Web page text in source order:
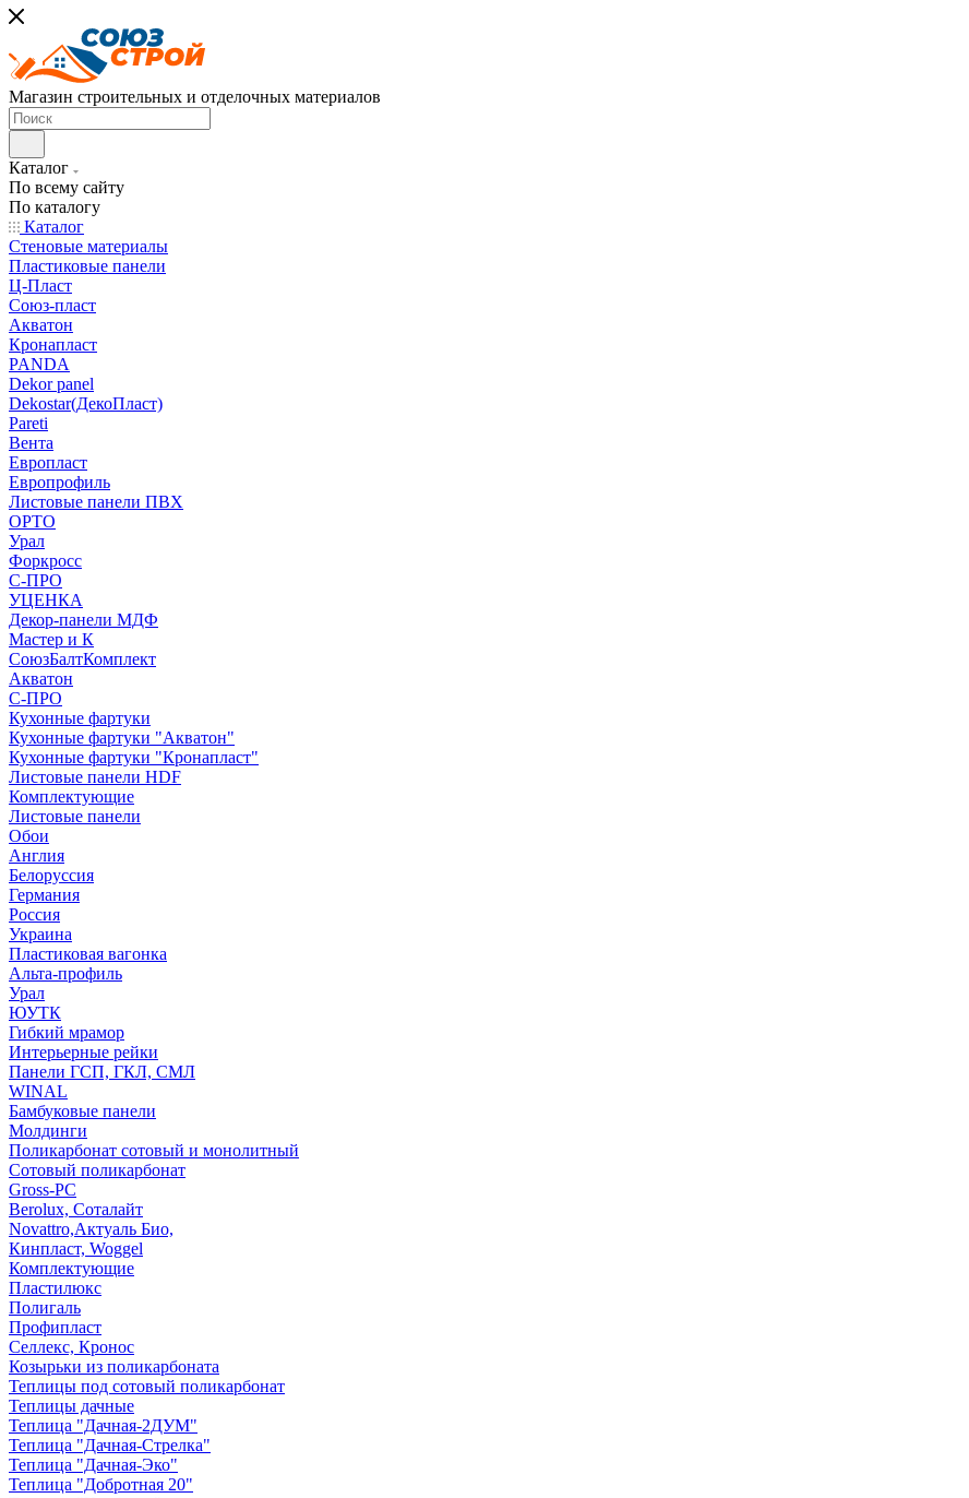
Магазин строительных и отделочных материалов
Каталог
По всему сайту
По каталогу
Каталог
Стеновые материалы
Пластиковые панели
Ц-Пласт
Союз-пласт
Акватон
Кронапласт
PANDA
Dekor panel
Dekostar(ДекоПласт)
Pareti
Вента
Европласт
Европрофиль
Листовые панели ПВХ
ОРТО
Урал
Форкросс
С-ПРО
УЦЕНКА
Декор-панели МДФ
Мастер и К
СоюзБалтКомплект
Акватон
С-ПРО
Кухонные фартуки
Кухонные фартуки "Акватон"
Кухонные фартуки "Кронапласт"
Листовые панели HDF
Комплектующие
Листовые панели
Обои
Англия
Белоруссия
Германия
Россия
Украина
Пластиковая вагонка
Альта-профиль
Урал
ЮУТК
Гибкий мрамор
Интерьерные рейки
Панели ГСП, ГКЛ, СМЛ
WINAL
Бамбуковые панели
Молдинги
Поликарбонат сотовый и монолитный
Сотовый поликарбонат
Gross-PC
Berolux, Соталайт
Novattro,Актуаль Био,
Кинпласт, Woggel
Комплектующие
Пластилюкс
Полигаль
Профипласт
Селлекс, Кронос
Козырьки из поликарбоната
Теплицы под сотовый поликарбонат
Теплицы дачные
Теплица "Дачная-2ДУМ"
Теплица "Дачная-Стрелка"
Теплица "Дачная-Эко"
Теплица "Добротная 20"